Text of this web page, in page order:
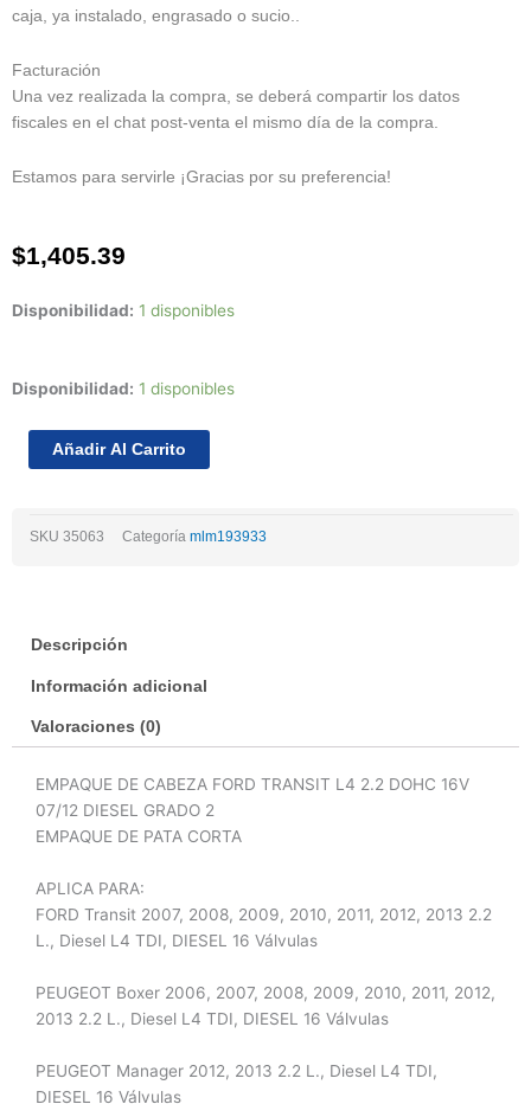
caja, ya instalado, engrasado o sucio..
Facturación
Una vez realizada la compra, se deberá compartir los datos
fiscales en el chat post-venta el mismo día de la compra.
Estamos para servirle ¡Gracias por su preferencia!
$1,405.39
Disponibilidad: 1 disponibles
Disponibilidad: 1 disponibles
Empaque
Cabeza
Ford
2.2
Grado
Añadir Al Carrito
SKU 35063 Categoría mlm193933
Descripción
Información adicional
Valoraciones (0)
EMPAQUE DE CABEZA FORD TRANSIT L4 2.2 DOHC 16V
07/12 DIESEL GRADO 2
EMPAQUE DE PATA CORTA
APLICA PARA:
FORD Transit 2007, 2008, 2009, 2010, 2011, 2012, 2013 2.2
L., Diesel L4 TDI, DIESEL 16 Válvulas
PEUGEOT Boxer 2006, 2007, 2008, 2009, 2010, 2011, 2012,
2013 2.2 L., Diesel L4 TDI, DIESEL 16 Válvulas
PEUGEOT Manager 2012, 2013 2.2 L., Diesel L4 TDI,
DIESEL 16 Válvulas